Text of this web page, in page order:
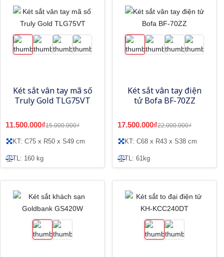
Két sắt vân tay mã số
Truly Gold TLG75VT
11.500.000₫15.000.000₫
KT: C75 x R50 x S49 cm
TL: 160 kg
Két sắt vân tay điện
tử Bofa BF-70ZZ
17.500.000₫22.000.000₫
KT: C68 x R43 x S38 cm
TL: 61kg